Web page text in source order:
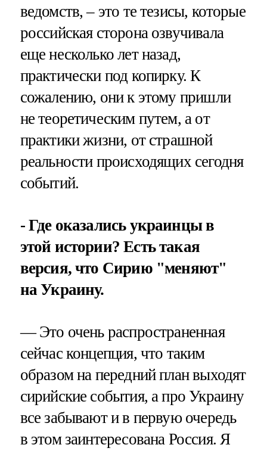
ведомств, – это те тезисы, которые
российская сторона озвучивала
еще несколько лет назад,
практически под копирку. К
сожалению, они к этому пришли
не теоретическим путем, а от
практики жизни, от страшной
реальности происходящих сегодня
событий.
- Где оказались украинцы в
этой истории? Есть такая
версия, что Сирию "меняют"
на Украину.
— Это очень распространенная
сейчас концепция, что таким
образом на передний план выходят
сирийские события, а про Украину
все забывают и в первую очередь
в этом заинтересована Россия. Я